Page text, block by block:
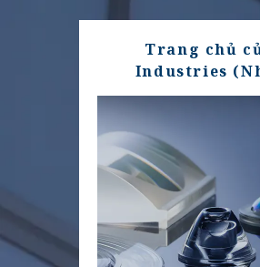
Trang chủ
Industries